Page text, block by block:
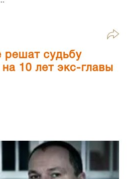
решат судьбу
10 лет экс-главы